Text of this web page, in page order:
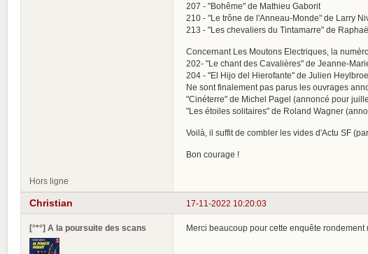
207 - "Bohême" de Mathieu Gaborit
210 - "Le trône de l'Anneau-Monde" de Larry
213 - "Les chevaliers du Tintamarre" de
Concernant Les Moutons Electriques, la
202- "Le chant des Cavalières" de Jeanne-
204 - "El Hijo del Hierofante" de Julien
Ne sont finalement pas parus les ouvrages
"Cinéterre" de Michel Pagel (annoncé pour
"Les étoiles solitaires" de Roland Wagner
Voilà, il suffit de combler les vides d'Actu SF
Bon courage !
Hors ligne
17-11-2022 10:20:03
Christian
[°*°] A la poursuite des scans Merci beaucoup pour cette enquête rondement